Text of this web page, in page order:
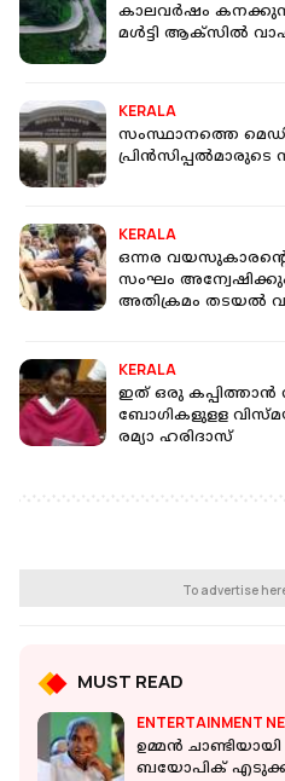
കാലവര്‍ഷം
മള്‍ട്ടി ആക്‌സില്‍
KERALA
സംസ്ഥാനത്തെ
പ്രിന്‍സിപ്പല്‍മാരുടെ
KERALA
ഒന്നര
സംഘം
അതിക്രമം തടയല്‍
KERALA
ഇത് ഒരു കപ്പിത്താന്‍
ബോഗികളുളള
രമ്യാ ഹരിദാസ്
To advertise
MUST READ
ENTERTAINMENT
ഉമ്മൻ
ബയോപിക്